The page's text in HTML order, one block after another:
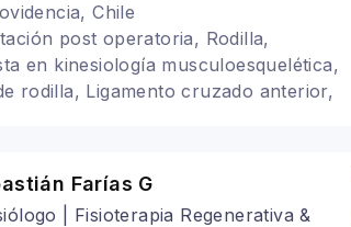
Chile
post operatoria, Rodilla,
en kinesiología musculoesquelética,
rodilla, Ligamento cruzado anterior,
Farías G
| Fisioterapia Regenerativa &